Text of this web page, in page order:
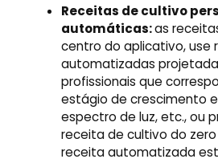
Receitas de cultivo
automáticas:as
centro do aplicativo, use
automatizadas
profissionais que
estágio de crescimento
espectro de luz, etc., ou
receita de cultivo do
receita automatizada